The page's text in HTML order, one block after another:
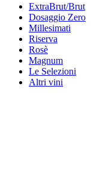
ExtraBrut/Brut
Dosaggio Zero
Millesimati
Riserva
Rosè
Magnum
Le Selezioni
Altri vini